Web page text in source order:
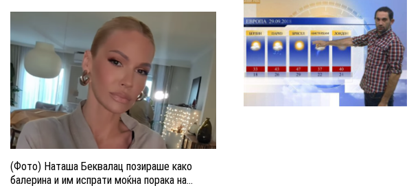
(Фото) Наташа Беквалац позираше како
балерина и им испрати моќна порака на...